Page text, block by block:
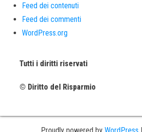
Feed dei contenuti
Feed dei commenti
WordPress.org
Tutti i diritti riservati
© Diritto del Risparmio